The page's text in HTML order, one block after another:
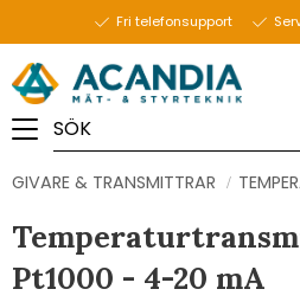
Fri telefonsupport
GIVARE & TRANSMITTRAR
Pt1000 - 4-20 mA